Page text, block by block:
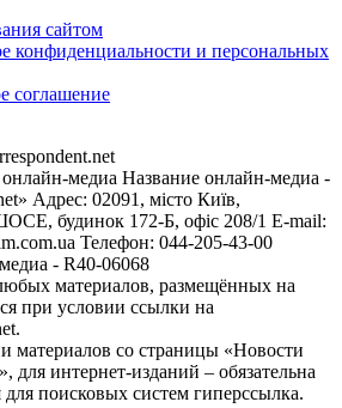
сайтом
конфиденциальности и персональных
соглашение
медиа Название онлайн-медиа -
Адрес: 02091, місто Київ,
будинок 172-Б, офіс 208/1 E-mail:
Телефон: 044-205-43-00
- R40-06068
материалов, размещённых на
при условии ссылки на
материалов со страницы «Новости
для интернет-изданий – обязательна
для поисковых систем гиперссылка.